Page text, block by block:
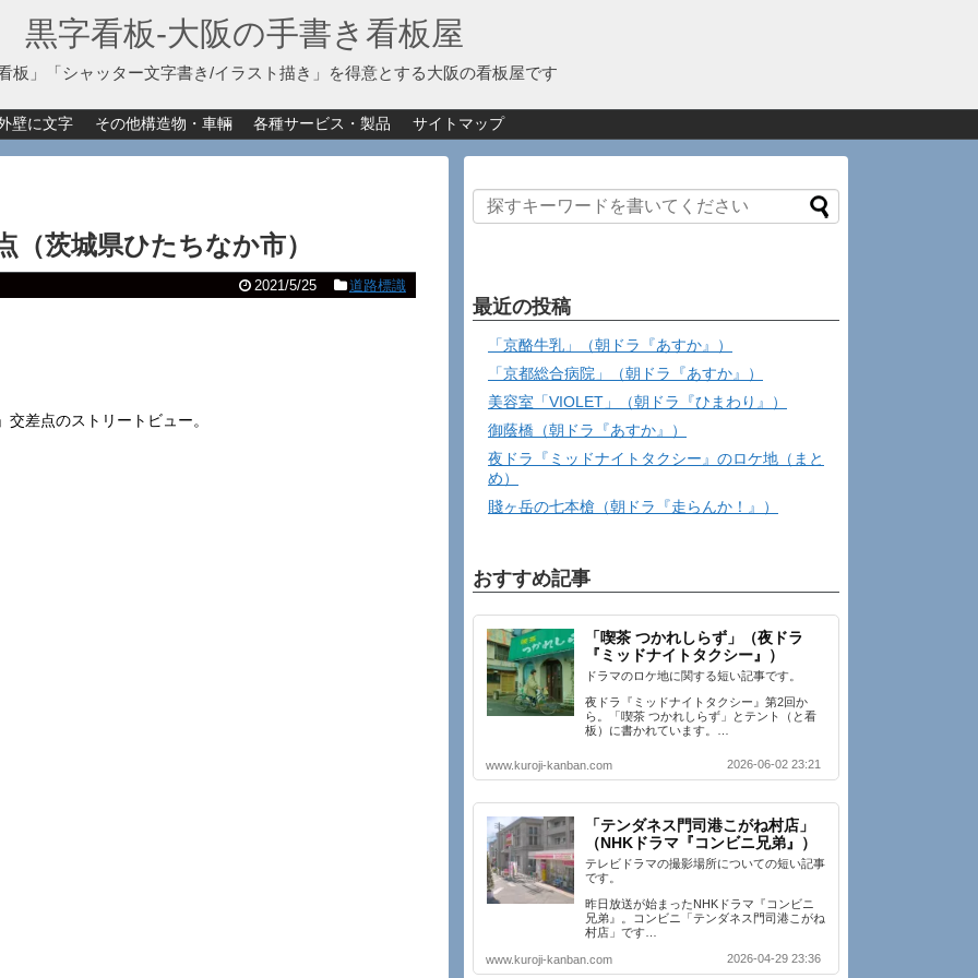
黒字看板‐大阪の手書き看板屋
看板」「シャッター文字書き/イラスト描き」を得意とする大阪の看板屋です
壁に文字 その他構造物・車輛 各種サービス・製品 サイトマップ
（茨城県ひたちなか市）
2021/5/25 道路標識
差点のストリートビュー。
最近の投稿
「京酪牛乳」（朝ドラ『あすか』）
「京都総合病院」（朝ドラ『あすか』）
美容室「VIOLET」（朝ドラ『ひまわり』）
御蔭橋（朝ドラ『あすか』）
夜ドラ『ミッドナイトタクシー』のロケ地（まと
め）
賤ヶ岳の七本槍（朝ドラ『走らんか！』）
おすすめ記事
「喫茶 つかれしらず」（夜ドラ
『ミッドナイトタクシー』）
ドラマのロケ地に関する短い記事です。
夜ドラ『ミッドナイトタクシー』第2回か
ら。「喫茶 つかれしらず」とテント（と看
板）に書かれています。…
www.kuroji-kanban.com 2026-06-02 23:21
「テンダネス門司港こがね村店」
（NHKドラマ『コンビニ兄弟』）
テレビドラマの撮影場所についての短い記事
です。
昨日放送が始まったNHKドラマ『コンビニ
兄弟』。コンビニ「テンダネス門司港こがね
村店」です…
www.kuroji-kanban.com 2026-04-29 23:36